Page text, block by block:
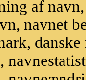
af
navnet